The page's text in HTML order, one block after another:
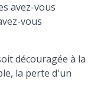
avez-vous
vous
découragée à la
la perte d'un